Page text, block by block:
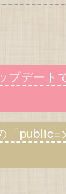
プデート
「